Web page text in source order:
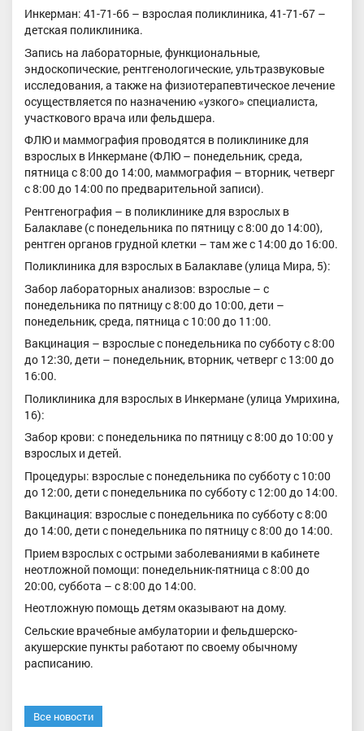
Инкерман: 41-71-66 – взрослая поликлиника, 41-71-67 –
детская поликлиника.
Запись на лабораторные, функциональные,
эндоскопические, рентгенологические, ультразвуковые
исследования, а также на физиотерапевтическое лечение
осуществляется по назначению «узкого» специалиста,
участкового врача или фельдшера.
ФЛЮ и маммография проводятся в поликлинике для
взрослых в Инкермане (ФЛЮ – понедельник, среда,
пятница с 8:00 до 14:00, маммография – вторник, четверг
с 8:00 до 14:00 по предварительной записи).
Рентгенография – в поликлинике для взрослых в
Балаклаве (с понедельника по пятницу с 8:00 до 14:00),
рентген органов грудной клетки – там же с 14:00 до 16:00.
Поликлиника для взрослых в Балаклаве (улица Мира, 5):
Забор лабораторных анализов: взрослые – с
понедельника по пятницу с 8:00 до 10:00, дети –
понедельник, среда, пятница с 10:00 до 11:00.
Вакцинация – взрослые с понедельника по субботу с 8:00
до 12:30, дети – понедельник, вторник, четверг с 13:00 до
16:00.
Поликлиника для взрослых в Инкермане (улица Умрихина,
16):
Забор крови: с понедельника по пятницу с 8:00 до 10:00 у
взрослых и детей.
Процедуры: взрослые с понедельника по субботу с 10:00
до 12:00, дети с понедельника по субботу с 12:00 до 14:00.
Вакцинация: взрослые с понедельника по субботу с 8:00
до 14:00, дети с понедельника по пятницу с 8:00 до 14:00.
Прием взрослых с острыми заболеваниями в кабинете
неотложной помощи: понедельник-пятница с 8:00 до
20:00, суббота – с 8:00 до 14:00.
Неотложную помощь детям оказывают на дому.
Сельские врачебные амбулатории и фельдшерско-
акушерские пункты работают по своему обычному
расписанию.
Все новости